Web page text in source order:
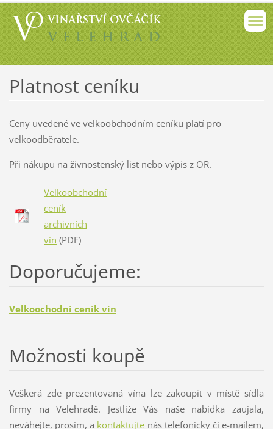
Platnost ceníku
Ceny uvedené ve velkoobchodním ceníku platí pro
velkoodběratele.
Při nákupu na živnostenský list nebo výpis z OR.
Velkoobchodní
ceník
archivních
vín (PDF)
Doporučujeme:
Velkoochodní ceník vín
Možnosti koupě
Veškerá zde prezentovaná vína lze zakoupit v místě sídla
firmy na Velehradě. Jestliže Vás naše nabídka zaujala,
neváhejte, prosím, a kontaktujte nás telefonicky či e-mailem,